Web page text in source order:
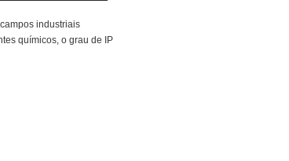
industriais
químicos, o grau de IP